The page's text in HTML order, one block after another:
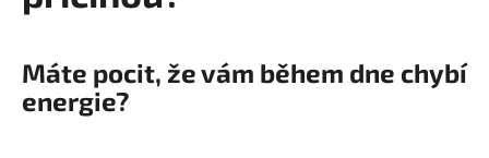
Máte pocit, že vám během dne chybí
energie?
ř
e
b